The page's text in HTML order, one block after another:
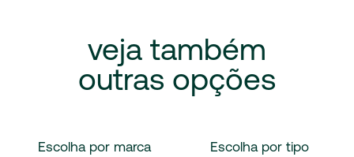
veja também
outras opções
Escolha por marca Escolha por tipo